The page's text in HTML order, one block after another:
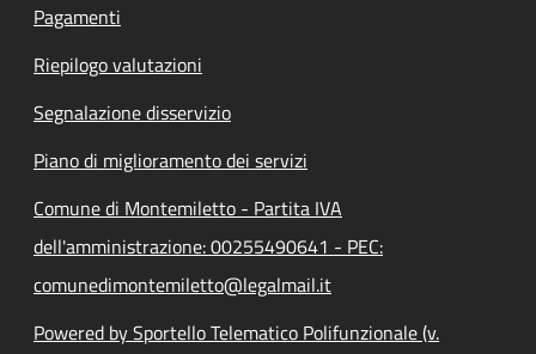
Pagamenti
Riepilogo valutazioni
Segnalazione disservizio
Piano di miglioramento dei servizi
Comune di Montemiletto - Partita IVA
dell'amministrazione: 00255490641 - PEC:
comunedimontemiletto@legalmail.it
Powered by Sportello Telematico Polifunzionale (v.